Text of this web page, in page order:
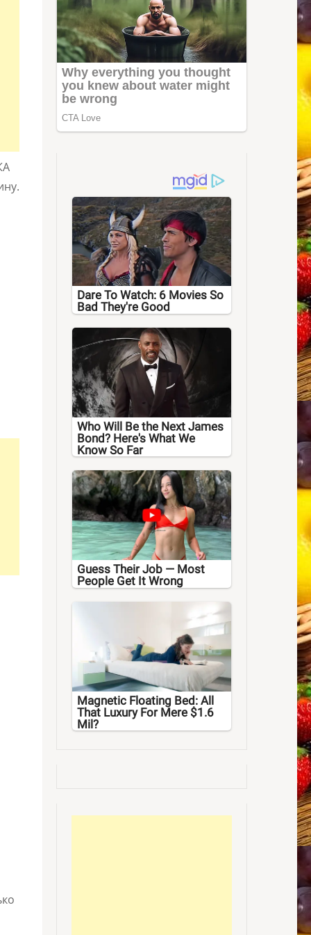
Dare To Watch: 6 Movies So
Bad They're Good
Who Will Be the Next James
Bond? Here's What We
Know So Far
Guess Their Job — Most
People Get It Wrong
Magnetic Floating Bed: All
That Luxury For Mere $1.6
Mil?